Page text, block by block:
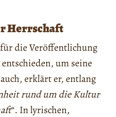
Herrschaft
die Veröffentlichung
um seine
erklärt er, entlang
rund um die Kultur
“. In lyrischen,